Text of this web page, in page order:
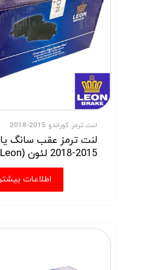
لنت ترمز کوراندو 2015-2018
لنت ترمز عقب سانگ
2015-2018 لئون (Leon)
اطلاعات بیشتر